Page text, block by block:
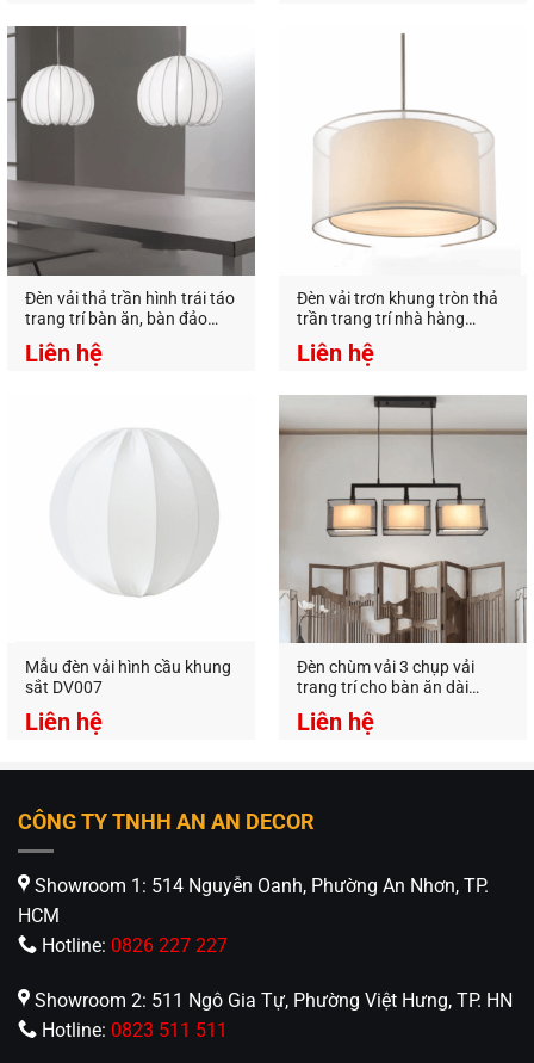
Đèn Trang Trí An An Decor
chuyên thiết kế và cung
cấp các loại đèn trang trí decor, đa dạng mẫu mã
và giá thành tốt nhất trên thị trường.
An An Decor
Ánh sáng từ tâm hồn
Địa Chỉ:
412 Phạm Văn Đồng, P.11, Q.Bình Thạnh,
Hotline: 0826.227.227 0813.160.160(zalo)
https://anandecor.vn/
Đèn vải thả trần hình trái táo
trang trí bàn ăn, bàn đảo
bếp DV.059
Liên hệ
Đèn vải trơn khung tròn thả
trần trang trí nhà hàng
truyền thống giá rẻ
Liên hệ
Mẫu đèn vải hình cầu khung
sắt DV007
Liên hệ
Đèn chùm vải 3 chụp vải
trang trí cho bàn ăn dài
DV.040
Liên hệ
CÔNG TY TNHH AN AN DECOR
Showroom 1: 514 Nguyễn Oanh, Phường An Nhơn, TP.
HCM
Hotline: 0826 227 227
Showroom 2: 511 Ngô Gia Tự, Phường Việt Hưng, TP. HN
Hotline: 0823 511 511